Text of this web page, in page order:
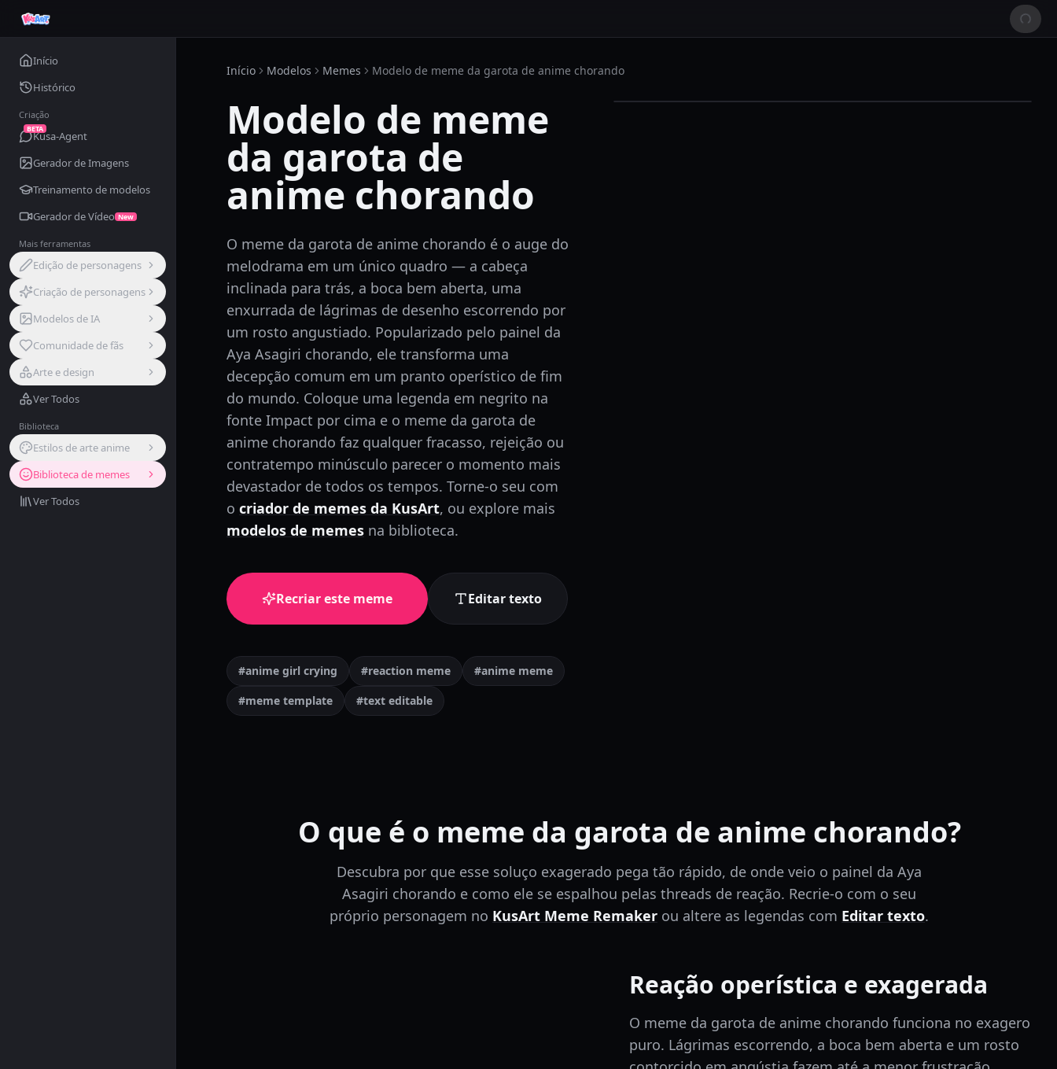
Início
Histórico
Criação
BETA
Kusa-Agent
Gerador de Imagens
Treinamento de modelos
Gerador de Vídeo New
Mais ferramentas
Edição de personagens
Criação de personagens
Modelos de IA
Comunidade de fãs
Arte e design
Ver Todos
Biblioteca
Estilos de arte anime
Biblioteca de memes
Ver Todos
Início Modelos Memes Modelo de meme da garota de anime chorando
Modelo de meme
da garota de
anime chorando
O meme da garota de anime chorando é o auge do
melodrama em um único quadro — a cabeça
inclinada para trás, a boca bem aberta, uma
enxurrada de lágrimas de desenho escorrendo por
um rosto angustiado. Popularizado pelo painel da
Aya Asagiri chorando, ele transforma uma
decepção comum em um pranto operístico de fim
do mundo. Coloque uma legenda em negrito na
fonte Impact por cima e o meme da garota de
anime chorando faz qualquer fracasso, rejeição ou
contratempo minúsculo parecer o momento mais
devastador de todos os tempos. Torne-o seu com
o criador de memes da KusArt, ou explore mais
modelos de memes na biblioteca.
Recriar este meme Editar texto
#anime girl crying #reaction meme
#anime meme
#meme template
#text editable
O que é o meme da garota de anime chorando?
Descubra por que esse soluço exagerado pega tão rápido, de onde veio o painel da Aya
Asagiri chorando e como ele se espalhou pelas threads de reação. Recrie-o com o seu
próprio personagem no KusArt Meme Remaker ou altere as legendas com Editar texto.
Reação operística e exagerada
O meme da garota de anime chorando funciona no exagero
puro. Lágrimas escorrendo, a boca bem aberta e um rosto